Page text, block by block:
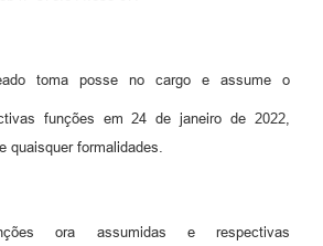
toma posse no cargo e assume o
funções em 24 de janeiro de 2022,
quaisquer formalidades.
ora assumidas e respectivas